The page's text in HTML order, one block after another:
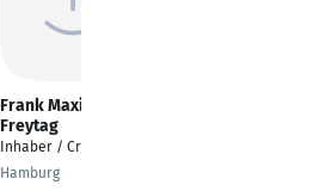
Frank Maximilian
Freytag
Inhaber / Creative Art
Hamburg